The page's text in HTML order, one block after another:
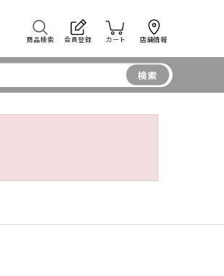
商品検索 会員登録 カート 店舗情報
検索